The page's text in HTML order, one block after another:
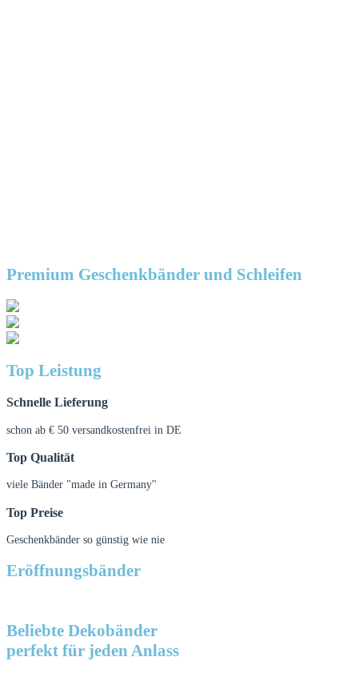
Premium Geschenkbänder und Schleifen
Top Leistung
Schnelle Lieferung
schon ab € 50 versandkostenfrei in DE
Top Qualität
viele Bänder "made in Germany"
Top Preise
Geschenkbänder so günstig wie nie
Eröffnungsbänder
Beliebte Dekobänder
perfekt für jeden Anlass